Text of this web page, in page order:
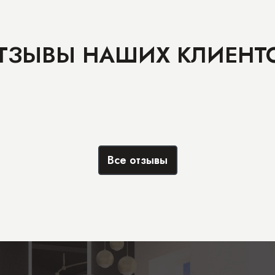
НАШИХ
Все отзывы